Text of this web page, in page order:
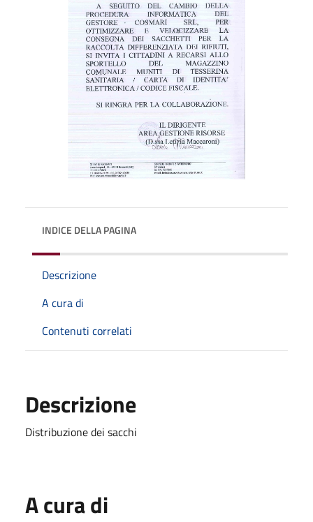
INDICE DELLA PAGINA
Descrizione
A cura di
Contenuti correlati
Descrizione
Distribuzione dei sacchi
A cura di